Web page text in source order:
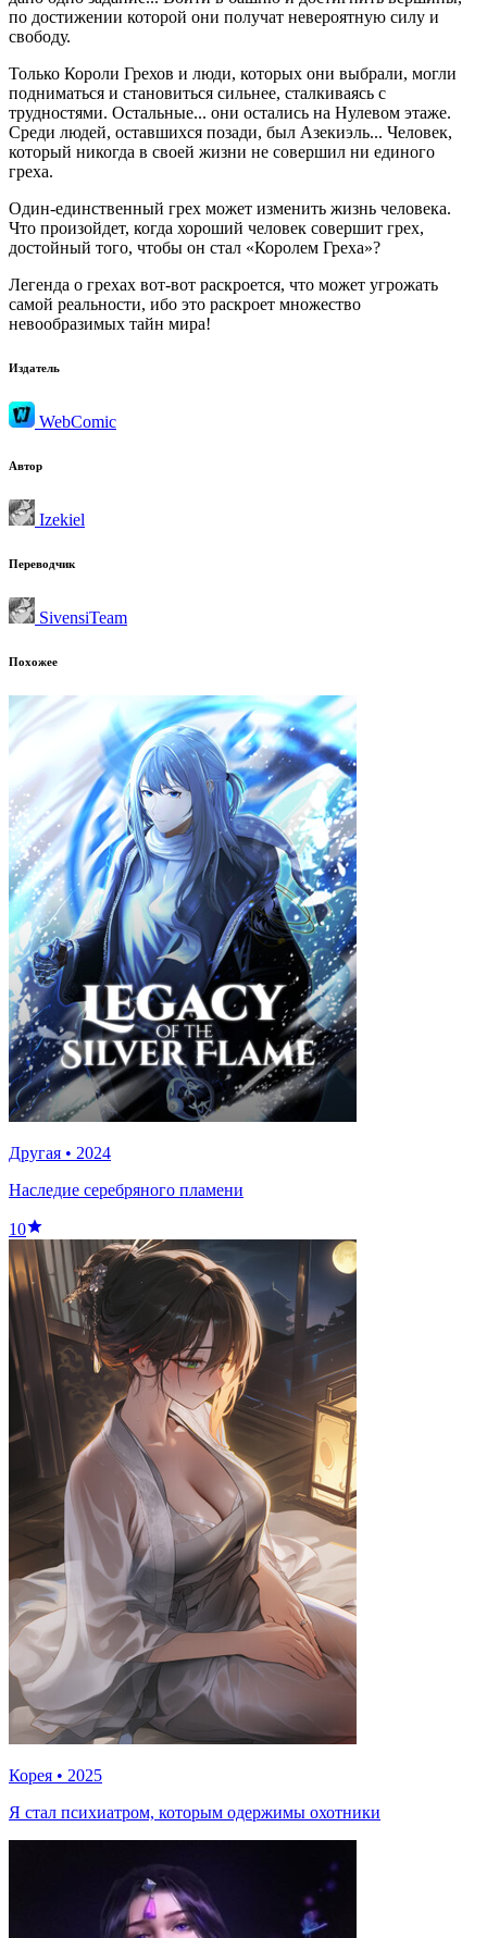
по достижении которой они получат невероятную силу и
свободу.
Только Короли Грехов и люди, которых они выбрали, могли
подниматься и становиться сильнее, сталкиваясь с
трудностями. Остальные... они остались на Нулевом этаже.
Среди людей, оставшихся позади, был Азекиэль... Человек,
который никогда в своей жизни не совершил ни единого
греха.
Один-единственный грех может изменить жизнь человека.
Что произойдет, когда хороший человек совершит грех,
достойный того, чтобы он стал «Королем Греха»?
Легенда о грехах вот-вот раскроется, что может угрожать
самой реальности, ибо это раскроет множество
невообразимых тайн мира!
Издатель
WebComic
Автор
Izekiel
Переводчик
SivensiTeam
Похожее
Другая • 2024
Наследие серебряного пламени
10
Корея • 2025
Я стал психиатром, которым одержимы охотники